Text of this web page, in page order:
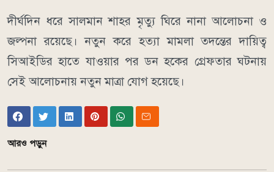
দীর্ঘদিন ধরে সালমান শাহর মৃত্যু ঘিরে নানা আলোচনা ও
জল্পনা রয়েছে। নতুন করে হত্যা মামলা তদন্তের দায়িত্ব
সিআইডির হাতে যাওয়ার পর ডন হকের গ্রেফতার ঘটনায়
সেই আলোচনায় নতুন মাত্রা যোগ হয়েছে।
আরও পড়ুন